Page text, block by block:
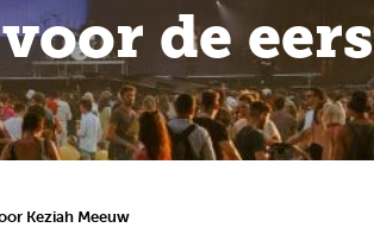
de
Keziah Meeuw